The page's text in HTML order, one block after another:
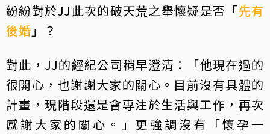
紛紛對於JJ此次的破天荒之舉懷疑是否「先有
後婚 」？
對此，JJ的經紀公司稍早澄清：「他現在過的
很開心，也謝謝大家的關心。目前沒有具體的
計畫，現階段還是會專注於生活與工作，再次
感謝大家的關心。」更強調沒有「懷孕一